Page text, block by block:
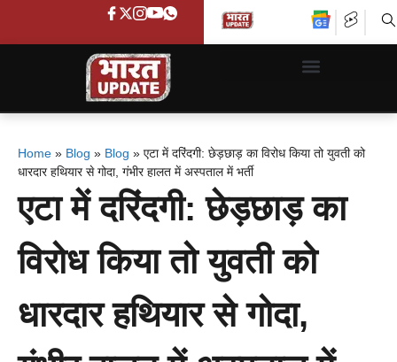
Home » Blog » Blog » एटा में दरिंदगी: छेड़छाड़ का विरोध किया तो युवती को
धारदार हथियार से गोदा, गंभीर हालत में अस्पताल में भर्ती
एटा में दरिंदगी: छेड़छाड़ का
विरोध किया तो युवती को
धारदार हथियार से गोदा,